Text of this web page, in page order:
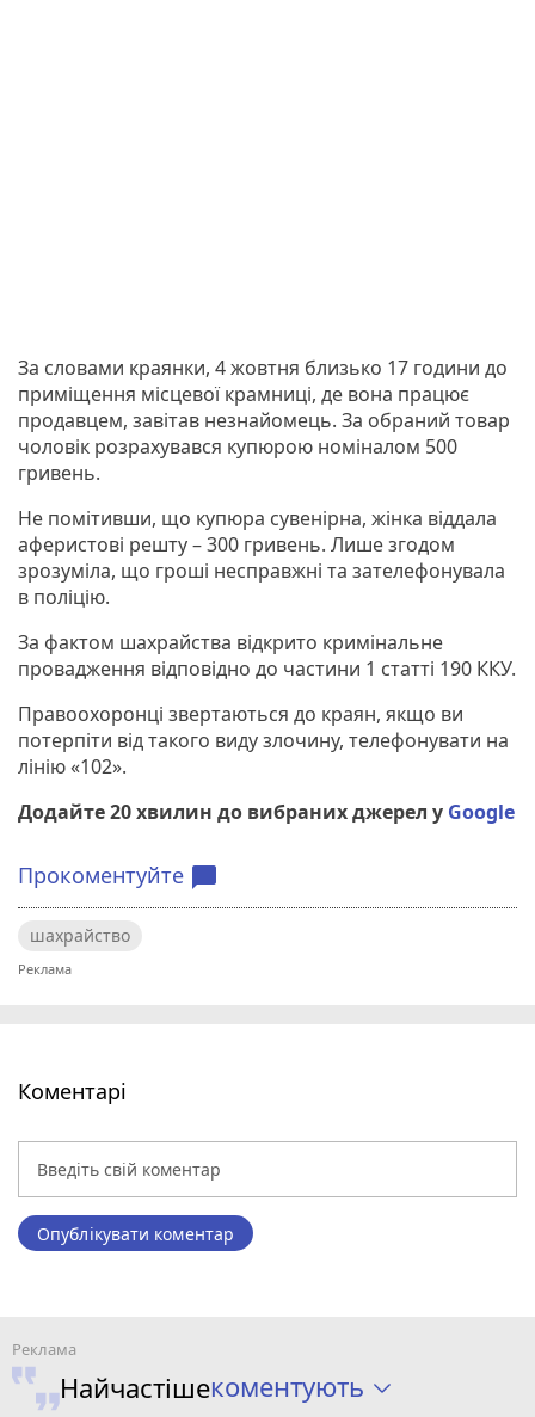
За словами краянки, 4 жовтня близько 17 години до
приміщення місцевої крамниці, де вона працює
продавцем, завітав незнайомець. За обраний товар
чоловік розрахувався купюрою номіналом 500
гривень.
Не помітивши, що купюра сувенірна, жінка віддала
аферистові решту – 300 гривень. Лише згодом
зрозуміла, що гроші несправжні та зателефонувала
в поліцію.
За фактом шахрайства відкрито кримінальне
провадження відповідно до частини 1 статті 190 ККУ.
Правоохоронці звертаються до краян, якщо ви
потерпіти від такого виду злочину, телефонувати на
лінію «102».
Додайте 20 хвилин до вибраних джерел у Google
Прокоментуйте chat_bubble
шахрайство
Коментарі
Опублікувати коментар
Найчастішекоментують